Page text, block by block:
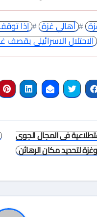
# أهالي غزة # إذا
الاحتلال الاسرائيلي بقصف
فى المجال الجوى
وغزة لتحديد مكان الرهائن